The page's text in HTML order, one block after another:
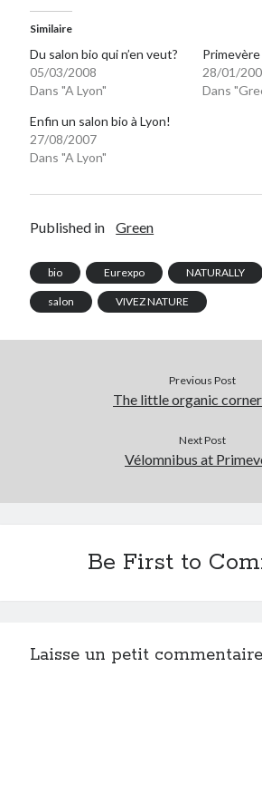
Sons
Sorties cuculturelles
Vidéos
Similaire
Du salon bio qui n’en veut?
05/03/2008
Dans "A Lyon"
28/01/
Dans
Enfin un salon bio à Lyon!
27/08/2007
Dans "A Lyon"
Published in Green
bio Eurexpo NATURALLY
salon VIVEZ NATURE
Previous Post
The little organic
Next Post
Vélomnibus at
Be First to
Laisse un petit commentaire